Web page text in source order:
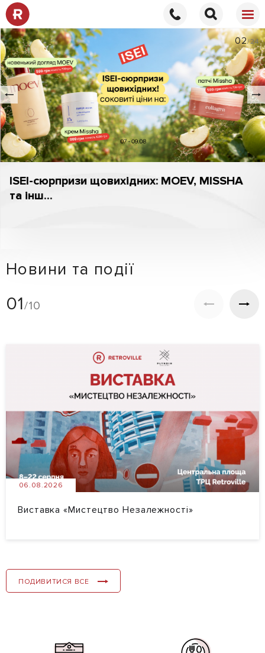
ISEI-сюрпризи щовихідних: MOEV, MISSHA
та інш...
02/24
Новини та події
01/10
06.08.2026
Виставка «Мистецтво Незалежності»
ПОДИВИТИСЯ ВСЕ